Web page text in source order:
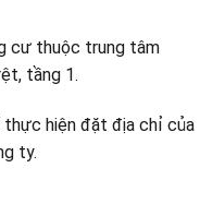
cư thuộc trung tâm
tầng 1.
thực hiện đặt địa chỉ của
ty.